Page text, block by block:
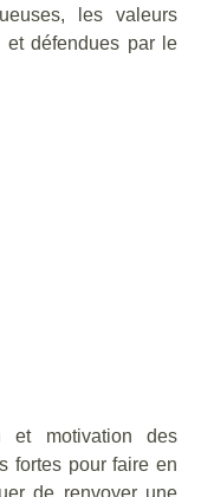
les valeurs
défendues par le
et motivation des
fortes pour faire en
de renvoyer une